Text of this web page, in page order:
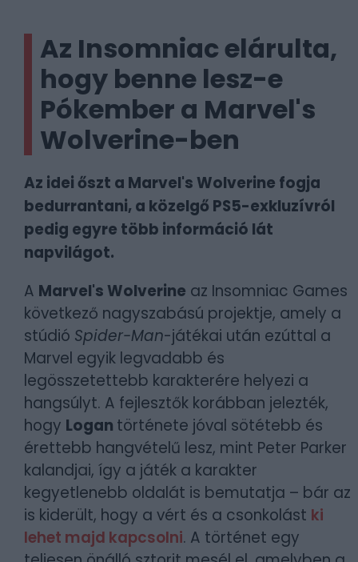
Az Insomniac elárulta,
hogy benne lesz-e
Pókember a Marvel's
Wolverine-ben
Az idei őszt a Marvel's Wolverine fogja
bedurrantani, a közelgő PS5-exkluzívról
pedig egyre több információ lát
napvilágot.
A Marvel's Wolverine az Insomniac Games
következő nagyszabású projektje, amely a
stúdió Spider-Man-játékai után ezúttal a
Marvel egyik legvadabb és
legösszetettebb karakterére helyezi a
hangsúlyt. A fejlesztők korábban jelezték,
hogy Logan története jóval sötétebb és
érettebb hangvételű lesz, mint Peter Parker
kalandjai, így a játék a karakter
kegyetlenebb oldalát is bemutatja – bár az
is kiderült, hogy a vért és a csonkolást ki
lehet majd kapcsolni. A történet egy